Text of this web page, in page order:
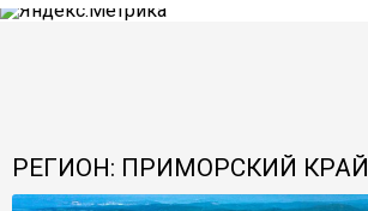
РЕГИОН: ПРИМОРСКИЙ КРАЙ